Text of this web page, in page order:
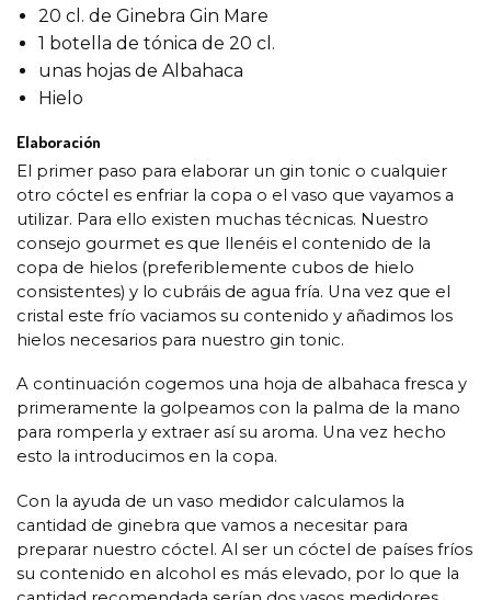
20 cl. de Ginebra Gin Mare
1 botella de tónica de 20 cl.
unas hojas de Albahaca
Hielo
Elaboración
El primer paso para elaborar un gin tonic o cualquier
otro cóctel es enfriar la copa o el vaso que vayamos a
utilizar. Para ello existen muchas técnicas. Nuestro
consejo gourmet es que llenéis el contenido de la
copa de hielos (preferiblemente cubos de hielo
consistentes) y lo cubráis de agua fría. Una vez que el
cristal este frío vaciamos su contenido y añadimos los
hielos necesarios para nuestro gin tonic.
A continuación cogemos una hoja de albahaca fresca y
primeramente la golpeamos con la palma de la mano
para romperla y extraer así su aroma. Una vez hecho
esto la introducimos en la copa.
Con la ayuda de un vaso medidor calculamos la
cantidad de ginebra que vamos a necesitar para
preparar nuestro cóctel. Al ser un cóctel de países fríos
su contenido en alcohol es más elevado, por lo que la